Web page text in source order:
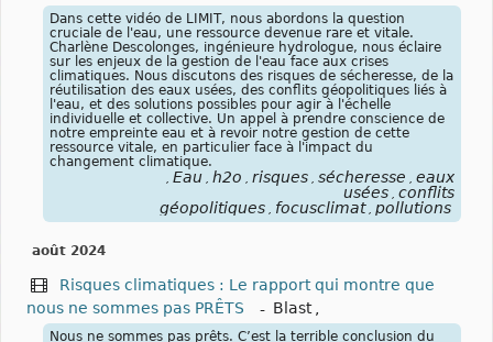
Dans cette vidéo de LIMIT, nous abordons la question
cruciale de l'eau, une ressource devenue rare et vitale.
Charlène Descolonges, ingénieure hydrologue, nous éclaire
sur les enjeux de la gestion de l'eau face aux crises
climatiques. Nous discutons des risques de sécheresse, de la
réutilisation des eaux usées, des conflits géopolitiques liés à
l'eau, et des solutions possibles pour agir à l'échelle
individuelle et collective. Un appel à prendre conscience de
notre empreinte eau et à revoir notre gestion de cette
ressource vitale, en particulier face à l'impact du
changement climatique.
Eau h2o risques sécheresse
eaux
usées conflits
géopolitiques
focusclimat pollutions
août 2024
Risques climatiques : Le rapport qui montre que
nous ne sommes pas PRÊTS
- Blast ,
Nous ne sommes pas prêts. C’est la terrible conclusion du